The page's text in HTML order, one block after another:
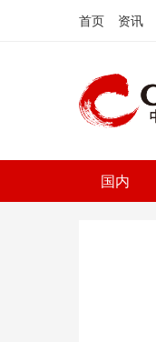
首页 资讯
国内